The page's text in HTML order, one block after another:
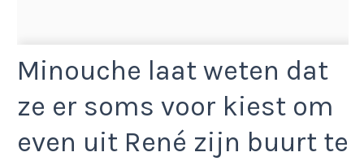
Minouche laat weten dat
ze er soms voor kiest om
even uit René zijn buurt te